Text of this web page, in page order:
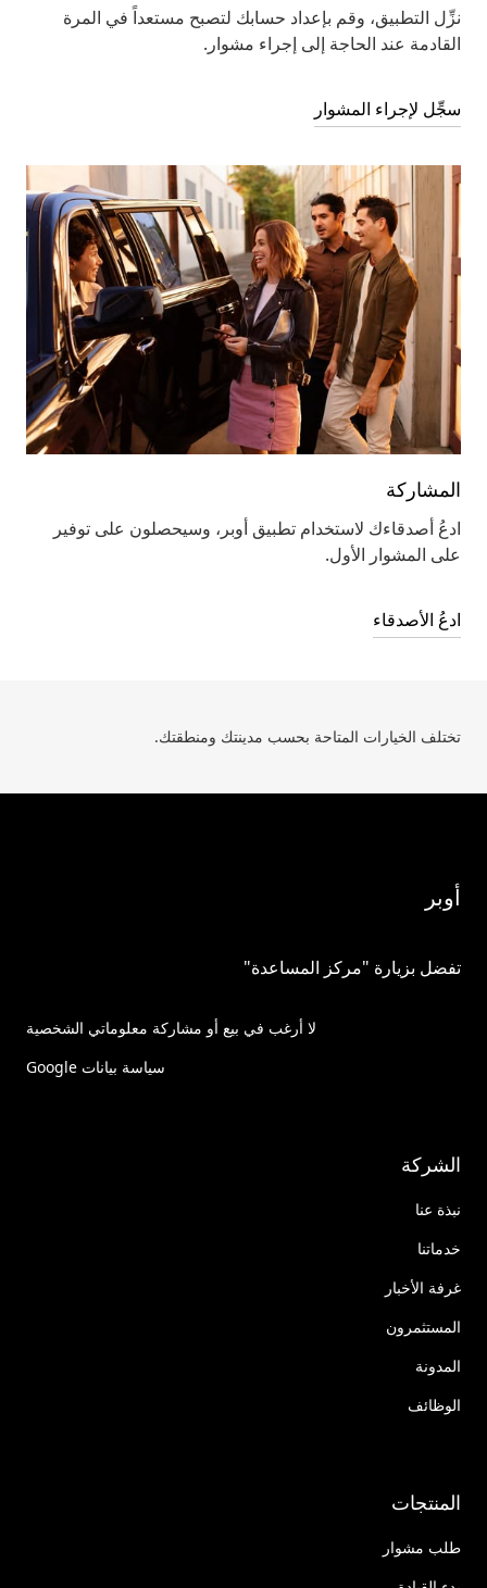
نزِّل التطبيق، وقم بإعداد حسابك لتصبح مستعداً في المرة
القادمة عند الحاجة إلى إجراء مشوار.
سجِّل لإجراء المشوار
المشاركة
ادعُ أصدقاءك لاستخدام تطبيق أوبر، وسيحصلون على توفير
على المشوار الأول.
ادعُ الأصدقاء
تختلف الخيارات المتاحة بحسب مدينتك ومنطقتك.
أوبر
تفضل بزيارة "مركز المساعدة"
لا أرغب في بيع أو مشاركة معلوماتي الشخصية
سياسة بيانات Google
الشركة
نبذة عنا
خدماتنا
غرفة الأخبار
المستثمرون
المدونة
الوظائف
المنتجات
طلب مشوار